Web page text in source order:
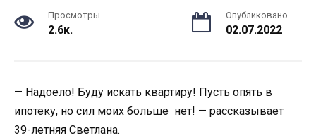
Просмотры
2.6к.
Опубликовано
02.07.2022
— Надоело! Буду искать квартиру! Пусть опять в
ипотеку, но сил моих больше нет! — рассказывает
39-летняя Светлана.